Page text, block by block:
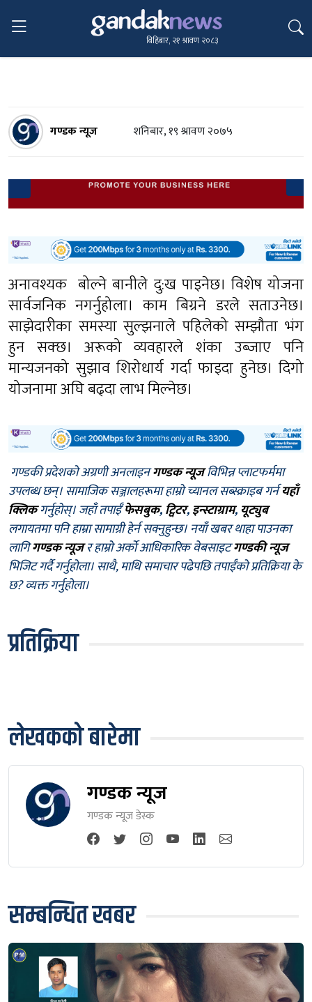
बिहिबार, २१ श्रावण २०८३
गण्डक न्यूज शनिबार, १९ श्रावण २०७५
अनावश्यक बोल्ने बानीले दु:ख पाइनेछ। विशेष योजना
सार्वजनिक नगर्नुहोला। काम बिग्रने डरले सताउनेछ।
साझेदारीका समस्या सुल्झनाले पहिलेको सम्झौता भंग
हुन सक्छ। अरूको व्यवहारले शंका उब्जाए पनि
मान्यजनको सुझाव शिरोधार्य गर्दा फाइदा हुनेछ। दिगो
योजनामा अघि बढ्दा लाभ मिल्नेछ।
गण्डकी प्रदेशको अग्रणी अनलाइनगण्डक न्यूजविभिन्न प्लाटफर्ममा
उपलब्ध छन्। सामाजिक सञ्जालहरूमा हाम्रो च्यानल सब्स्क्राइब गर्नयहाँ
क्लिकगर्नुहोस्। जहाँ तपाईँफेसबुक,ट्विटर,इन्स्टाग्राम, यूट्युब
लगायतमा पनि हाम्रा सामाग्री हेर्न सक्नुहुन्छ। नयाँ खबर थाहा पाउनका
लागिगण्डक न्यूजर हाम्रो अर्को आधिकारिक वेबसाइटगण्डकी न्यूज
भिजिट गर्दै गर्नुहोला। साथै, माथि समाचार पढेपछि तपाईँको प्रतिक्रिया के
छ? व्यक्त गर्नुहोला।
प्रतिक्रिया
लेखकको बारेमा
गण्डक न्यूज
गण्डक न्यूज डेस्क
सम्बन्धित खबर